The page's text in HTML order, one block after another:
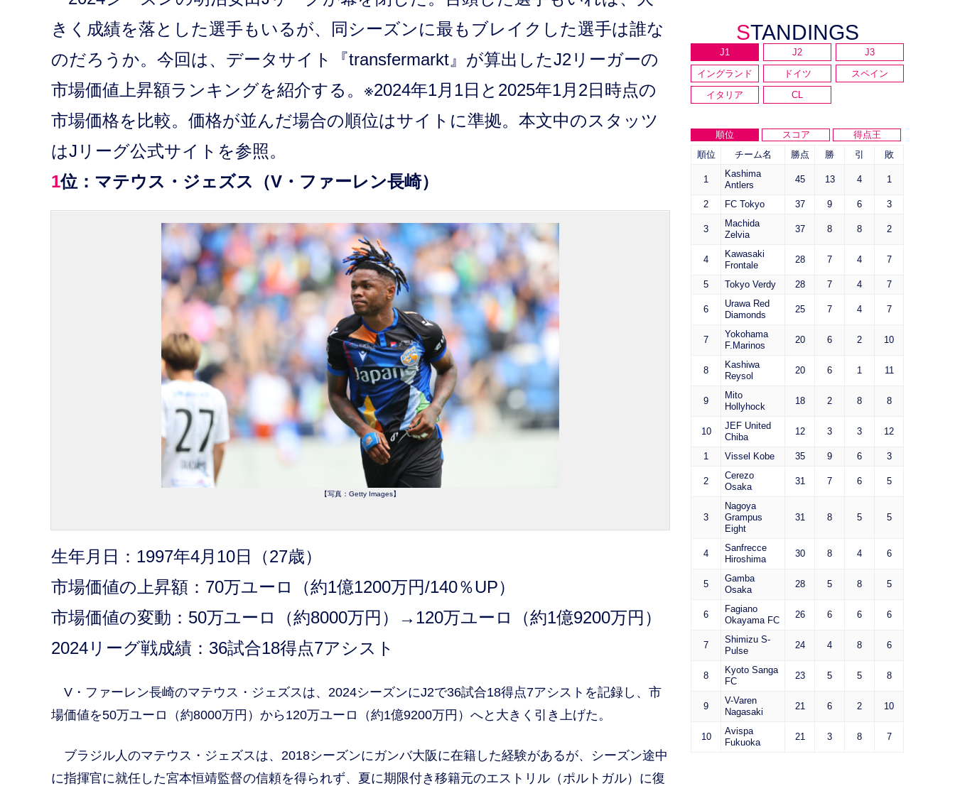
きく成績を落とした選手もいるが、同シーズンに最もブレイクした選手は誰な
のだろうか。今回は、データサイト『transfermarkt』が算出したJ2リーガーの
市場価値上昇額ランキングを紹介する。※2024年1月1日と2025年1月2日時点の
市場価格を比較。価格が並んだ場合の順位はサイトに準拠。本文中のスタッツ
はJリーグ公式サイトを参照。
1位：マテウス・ジェズス（V・ファーレン長崎）
【写真：Getty Images】
生年月日：1997年4月10日（27歳）
市場価値の上昇額：70万ユーロ（約1億1200万円/140％UP）
市場価値の変動：50万ユーロ（約8000万円）→120万ユーロ（約1億9200万円）
2024リーグ戦成績：36試合18得点7アシスト
V・ファーレン長崎のマテウス・ジェズスは、2024シーズンにJ2で36試合18得点7アシストを記録し、市
場価値を50万ユーロ（約8000万円）から120万ユーロ（約1億9200万円）へと大きく引き上げた。
ブラジル人のマテウス・ジェズスは、2018シーズンにガンバ大阪に在籍した経験があるが、シーズン途中
に指揮官に就任した宮本恒靖監督の信頼を得られず、夏に期限付き移籍元のエストリル（ポルトガル）に復
STANDINGS
J1 J2
J3
イングランド
ドイツ
スペイン
イタリア
CL
順位 スコア
得点王
順位
チーム名 勝点 勝 引 敗
1
Kashima
Antlers
45 13 4 1
2 FC Tokyo 37 9 6 3
3
Machida
Zelvia
37 8 8 2
4
Kawasaki
Frontale
28 7 4 7
5 Tokyo Verdy 28 7 4 7
6
Urawa Red
Diamonds
25 7 4 7
7
Yokohama
F.Marinos
20 6 2 10
8
Kashiwa
Reysol
20 6 1 11
9
Mito
Hollyhock
18 2 8 8
10
JEF United
Chiba
12 3 3 12
1 Vissel Kobe 35 9 6 3
2
Cerezo
Osaka
31 7 6 5
3
Nagoya
Grampus
Eight
31 8 5 5
4
Sanfrecce
Hiroshima
30 8 4 6
5
Gamba
Osaka
28 5 8 5
6
Fagiano
Okayama FC
26 6 6 6
7
Shimizu S-
Pulse
24 4 8 6
8
Kyoto Sanga
FC
23 5 5 8
9
V-Varen
Nagasaki
21 6 2 10
10
Avispa
Fukuoka
21 3 8 7